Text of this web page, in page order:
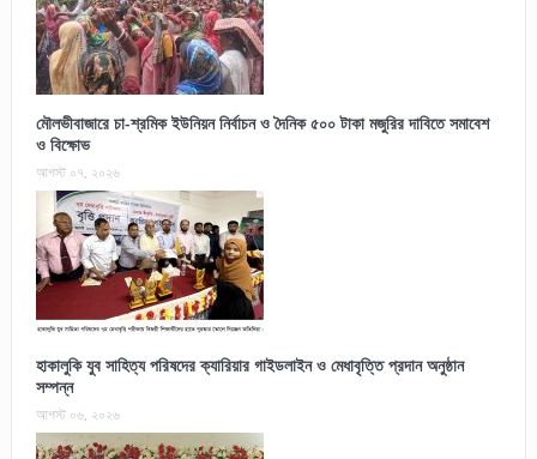
মৌলভীবাজারে চা-শ্রমিক ইউনিয়ন নির্বাচন ও দৈনিক ৫০০ টাকা মজুরির দাবিতে সমাবেশ
ও বিক্ষোভ
আগস্ট ০৭, ২০২৬
হাকালুকি যুব সাহিত্য পরিষদের ক্যারিয়ার গাইডলাইন ও মেধাবৃত্তি প্রদান অনুষ্ঠান
সম্পন্ন
আগস্ট ০৬, ২০২৬